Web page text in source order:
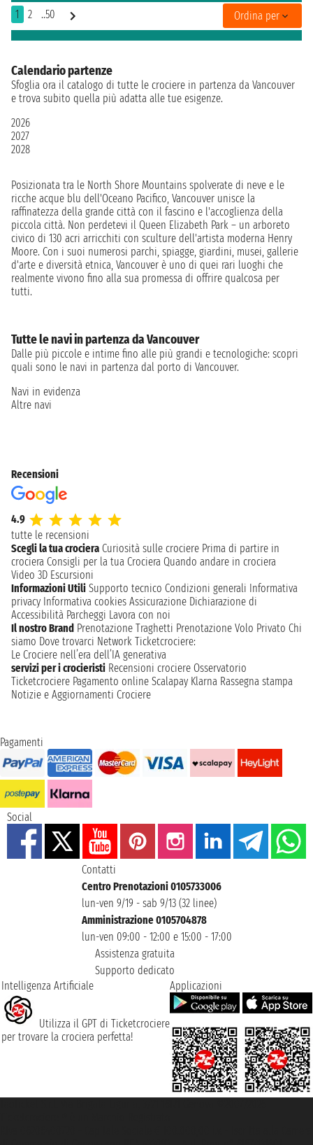
1 2 ..50 Ordina per
Calendario partenze
Sfoglia ora il catalogo di tutte le crociere in partenza da Vancouver
e trova subito quella più adatta alle tue esigenze.
2026
2027
2028
Posizionata tra le North Shore Mountains spolverate di neve e le
ricche acque blu dell'Oceano Pacifico, Vancouver unisce la
raffinatezza della grande città con il fascino e l'accoglienza della
piccola città. Non perdetevi il Queen Elizabeth Park – un arboreto
civico di 130 acri arricchiti con sculture dell'artista moderna Henry
Moore. Con i suoi numerosi parchi, spiagge, giardini, musei, gallerie
d'arte e diversità etnica, Vancouver è uno di quei rari luoghi che
realmente vivono fino alla sua promessa di offrire qualcosa per
tutti.
Tutte le navi in partenza da Vancouver
Dalle più piccole e intime fino alle più grandi e tecnologiche: scopri
quali sono le navi in partenza dal porto di Vancouver.
Navi in evidenza
Altre navi
Recensioni
4.9
tutte le recensioni
Scegli la tua crociera Curiosità sulle crociere Prima di partire in
crociera Consigli per la tua Crociera Quando andare in crociera
Video 3D Escursioni
Informazioni Utili Supporto tecnico Condizioni generali Informativa
privacy Informativa cookies Assicurazione Dichiarazione di
Accessibilità Parcheggi Lavora con noi
Il nostro Brand Prenotazione Traghetti Prenotazione Volo Privato Chi
siamo Dove trovarci Network Ticketcrociere:
Le Crociere nell’era dell’IA generativa
servizi per i crocieristi Recensioni crociere Osservatorio
Ticketcrociere Pagamento online Scalapay Klarna Rassegna stampa
Notizie e Aggiornamenti Crociere
Pagamenti
Social
Contatti
Centro Prenotazioni 0105733006
lun-ven 9/19 - sab 9/13 (32 linee)
Amministrazione 0105704878
lun-ven 09:00 - 12:00 e 15:00 - 17:00
Assistenza gratuita
Supporto dedicato
Intelligenza Artificiale
Utilizza il GPT di Ticketcrociere
per trovare la crociera perfetta!
Applicazioni